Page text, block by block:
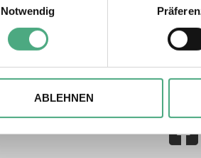
Gerät durch aktives Scannen nach
Sie mehr darüber, wie Ihre
fest.
ggfs. Cookies, um Inhalte und
auf unsere Website zu
Notwendig
ABLEHNEN